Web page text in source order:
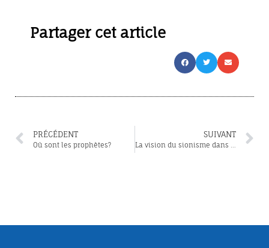
Partager cet article
PRÉCÉDENT
Où sont les prophètes?
SUIVANT